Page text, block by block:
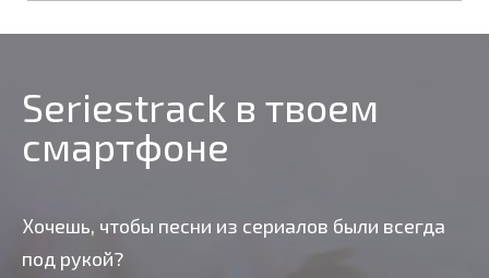
Seriestrack в твоем
смартфоне
Хочешь, чтобы песни из сериалов были всегда
под рукой?